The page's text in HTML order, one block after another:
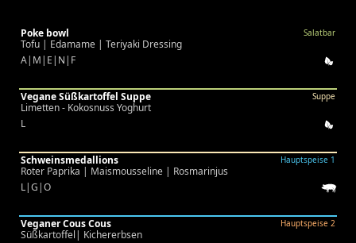
Poke bowl Salatbar
Tofu | Edamame | Teriyaki Dressing
A|M|E|N|F
Vegane Süßkartoffel Suppe Suppe
Limetten - Kokosnuss Yoghurt
L
Schweinsmedallions Hauptspeise 1
Roter Paprika | Maismousseline | Rosmarinjus
L|G|O
Veganer Cous Cous Hauptspeise 2
Süßkartoffel| Kichererbsen